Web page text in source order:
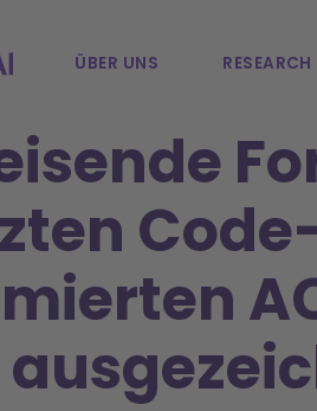
ÜBER UNS RESEARCH